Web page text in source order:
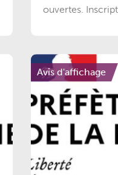
ouvertes.
Avis d'affichage